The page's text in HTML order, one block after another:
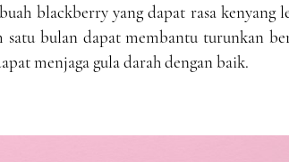
blackberry yang dapat rasa kenyang
bulan dapat membantu turunkan
menjaga gula darah dengan baik.